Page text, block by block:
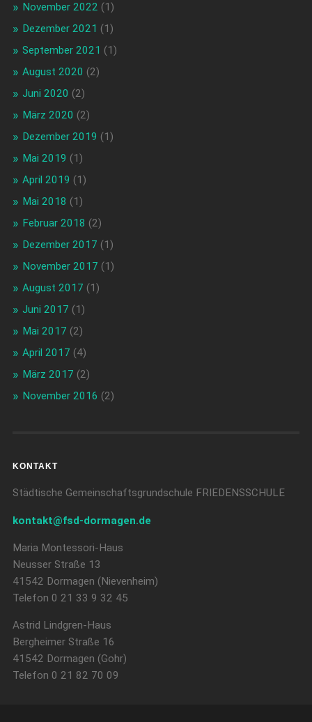
November 2022 (1)
Dezember 2021 (1)
September 2021 (1)
August 2020 (2)
Juni 2020 (2)
März 2020 (2)
Dezember 2019 (1)
Mai 2019 (1)
April 2019 (1)
Mai 2018 (1)
Februar 2018 (2)
Dezember 2017 (1)
November 2017 (1)
August 2017 (1)
Juni 2017 (1)
Mai 2017 (2)
April 2017 (4)
März 2017 (2)
November 2016 (2)
KONTAKT
Städtische Gemeinschaftsgrundschule FRIEDENSSCHULE
kontakt@fsd-dormagen.de
Maria Montessori-Haus
Neusser Straße 13
41542 Dormagen (Nievenheim)
Telefon 0 21 33 9 32 45
Astrid Lindgren-Haus
Bergheimer Straße 16
41542 Dormagen (Gohr)
Telefon 0 21 82 70 09